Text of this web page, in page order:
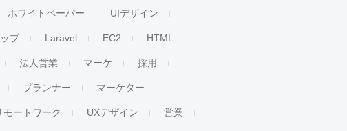
ホワイトペーパー UIデザイン
プ Laravel EC2 HTML
法人営業 マーケ 採用
プランナー マーケター
モートワーク UXデザイン 営業